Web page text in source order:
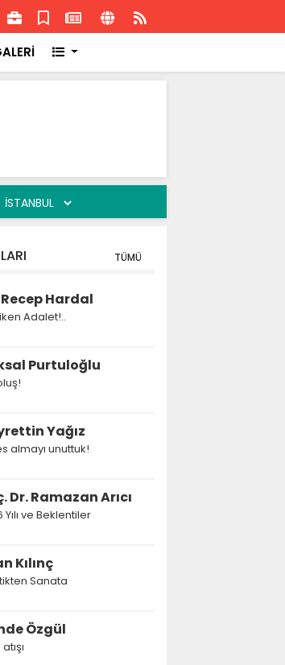
TÜMÜ
Hardal
Adalet!..
Purtuloğlu
Yağız
almayı unuttuk!
Dr. Ramazan Arıcı
Yılı ve Beklentiler
Kılınç
Sanata
Özgül